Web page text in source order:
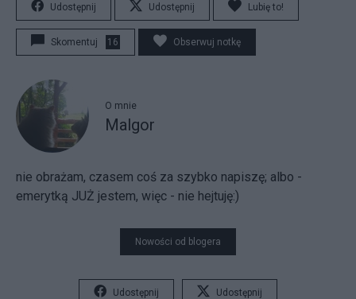
Udostępnij Udostępnij Lubię to!
Skomentuj 16 Obserwuj notkę
O mnie
Malgor
nie obrażam, czasem coś za szybko napiszę; albo -
emerytką JUŻ jestem, więc - nie hejtuję:)
Nowości od blogera
Udostępnij Udostępnij